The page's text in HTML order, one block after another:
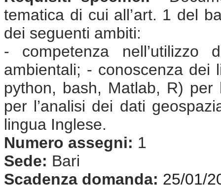
tematica di cui all’art. 1 del
dei seguenti ambiti:
- competenza nell’utilizzo
ambientali; - conoscenza dei
python, bash, Matlab, R) per
per l’analisi dei dati
lingua Inglese.
Numero assegni: 1
Sede: Bari
Scadenza domanda: 25/01/